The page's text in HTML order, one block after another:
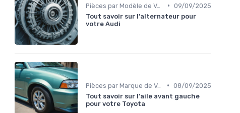
Pièces par Modèle de Voiture • 09/09/2025
Tout savoir sur l'alternateur pour
votre Audi
Pièces par Marque de Voiture • 08/09/2025
Tout savoir sur l'aile avant gauche
pour votre Toyota